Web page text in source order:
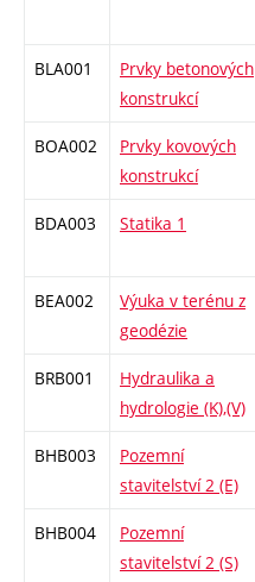
BLA001
Prvky betonových
konstrukcí
BOA002
Prvky kovových
konstrukcí
BDA003 Statika 1
BEA002
Výuka v terénu z
geodézie
BRB001
Hydraulika a
hydrologie (K),(V)
BHB003
Pozemní
stavitelství 2 (E)
BHB004
Pozemní
stavitelství 2 (S)